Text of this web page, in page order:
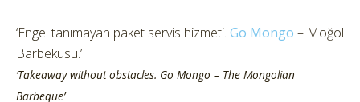
‘Engel tanımayan paket servis hizmeti. Go Mongo – Moğol
Barbeküsü.’
‘Takeaway without obstacles. Go Mongo – The Mongolian
Barbeque’